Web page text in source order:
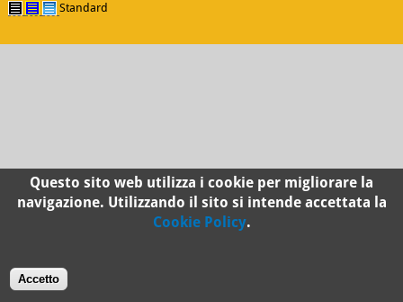
Standard
Questo sito web utilizza i cookie per migliorare la
navigazione. Utilizzando il sito si intende accettata la
Cookie Policy.
Accetto